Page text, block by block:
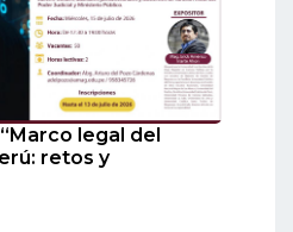
legal del
retos y